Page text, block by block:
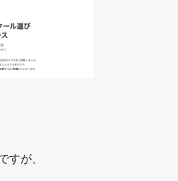
すが、